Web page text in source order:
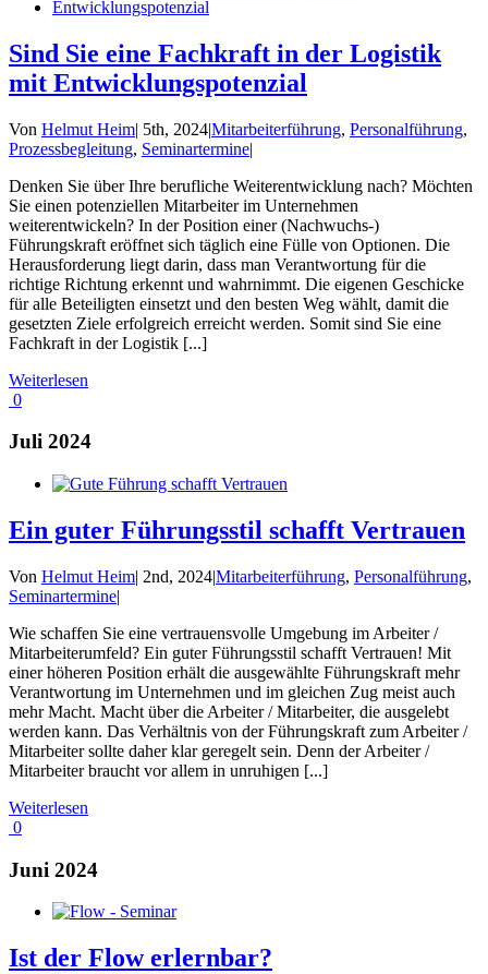
Sind Sie eine Fachkraft in der Logistik
mit Entwicklungspotenzial
Von Helmut Heim| 5th, 2024|Mitarbeiterführung, Personalführung,
Prozessbegleitung, Seminartermine|
Denken Sie über Ihre berufliche Weiterentwicklung nach? Möchten
Sie einen potenziellen Mitarbeiter im Unternehmen
weiterentwickeln? In der Position einer (Nachwuchs-)
Führungskraft eröffnet sich täglich eine Fülle von Optionen. Die
Herausforderung liegt darin, dass man Verantwortung für die
richtige Richtung erkennt und wahrnimmt. Die eigenen Geschicke
für alle Beteiligten einsetzt und den besten Weg wählt, damit die
gesetzten Ziele erfolgreich erreicht werden. Somit sind Sie eine
Fachkraft in der Logistik [...]
Weiterlesen
0
Juli 2024
Ein guter Führungsstil schafft Vertrauen
Von Helmut Heim| 2nd, 2024|Mitarbeiterführung, Personalführung,
Seminartermine|
Wie schaffen Sie eine vertrauensvolle Umgebung im Arbeiter /
Mitarbeiterumfeld? Ein guter Führungsstil schafft Vertrauen! Mit
einer höheren Position erhält die ausgewählte Führungskraft mehr
Verantwortung im Unternehmen und im gleichen Zug meist auch
mehr Macht. Macht über die Arbeiter / Mitarbeiter, die ausgelebt
werden kann. Das Verhältnis von der Führungskraft zum Arbeiter /
Mitarbeiter sollte daher klar geregelt sein. Denn der Arbeiter /
Mitarbeiter braucht vor allem in unruhigen [...]
Weiterlesen
0
Juni 2024
Ist der Flow erlernbar?